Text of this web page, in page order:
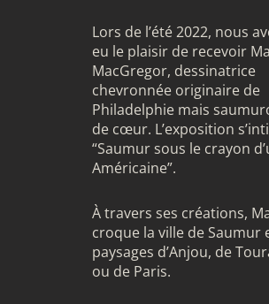
Lors de l’été 2022, nous
eu le plaisir de recevoir
MacGregor, dessinatrice
chevronnée originaire de
Philadelphie mais
de cœur. L’exposition
“Saumur sous le crayon
Américaine”.
À travers ses créations,
croque la ville de Saumur
paysages d’Anjou, de
ou de Paris.